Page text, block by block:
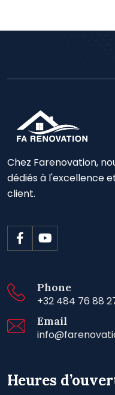
Chez Farenovation,
dédiés à l'excellence
client.
Phone
+32 484 76 88
Email
Heures